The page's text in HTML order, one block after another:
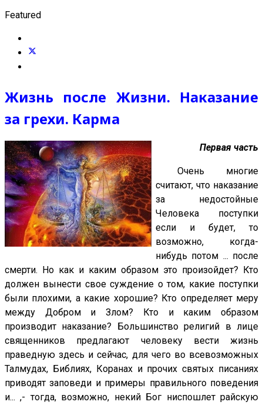
Featured
Жизнь после Жизни. Наказание
за грехи. Карма
Первая часть
Очень многие
считают, что наказание
за недостойные
Человека поступки
если и будет, то
возможно, когда-
нибудь потом ... после
смерти. Но как и каким образом это произойдет? Кто
должен вынести свое суждение о том, какие поступки
были плохими, а какие хорошие? Кто определяет меру
между Добром и Злом? Кто и каким образом
производит наказание? Большинство религий в лице
священников предлагают человеку вести жизнь
праведную здесь и сейчас, для чего во всевозможных
Талмудах, Библиях, Коранах и прочих святых писаниях
приводят заповеди и примеры правильного поведения
и... ,- тогда, возможно, некий Бог ниспошлет райскую